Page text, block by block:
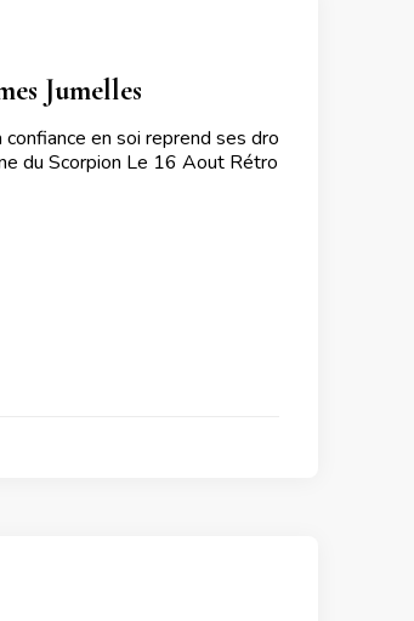
Jumelles
en soi reprend ses dro
du Scorpion Le 16 Aout Rétro